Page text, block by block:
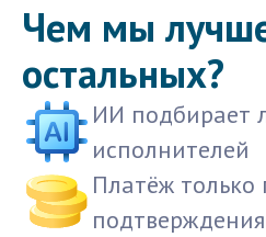
Чем мы
остальных?
ИИ подбирает
исполнителей
Платёж только
подтверждения